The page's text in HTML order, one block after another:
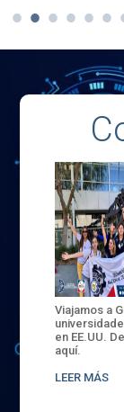
Viajamos a
en EE.UU.
aquí.
LEER MÁS